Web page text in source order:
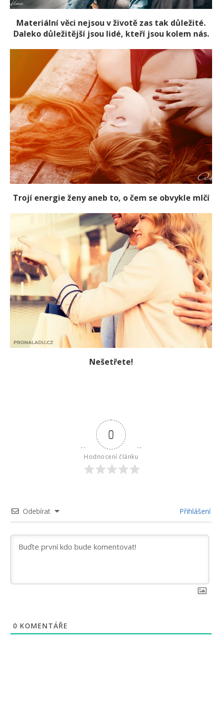
Materiální věci nejsou v životě zas tak důležité.
Daleko důležitější jsou lidé, kteří jsou kolem nás.
Trojí energie ženy aneb to, o čem se obvykle mlčí
Nešetřete!
0
Hodnocení článku
Odebírat Přihlášení
0 KOMENTÁŘE